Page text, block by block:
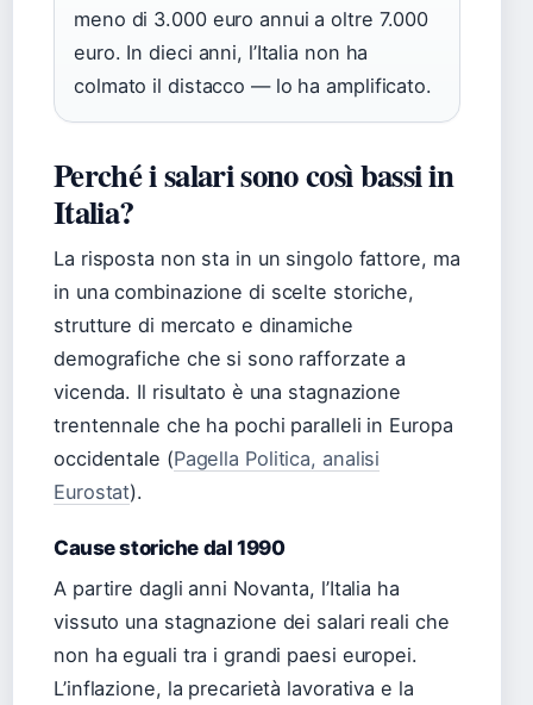
meno di 3.000 euro annui a oltre 7.000
euro. In dieci anni, l’Italia non ha
colmato il distacco — lo ha amplificato.
Perché i salari sono così bassi in
Italia?
La risposta non sta in un singolo fattore, ma
in una combinazione di scelte storiche,
strutture di mercato e dinamiche
demografiche che si sono rafforzate a
vicenda. Il risultato è una stagnazione
trentennale che ha pochi paralleli in Europa
occidentale (Pagella Politica, analisi
Eurostat).
Cause storiche dal 1990
A partire dagli anni Novanta, l’Italia ha
vissuto una stagnazione dei salari reali che
non ha eguali tra i grandi paesi europei.
L’inflazione, la precarietà lavorativa e la